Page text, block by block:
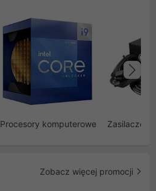
Procesory komputerowe Zasilacze
Zobacz więcej promocji